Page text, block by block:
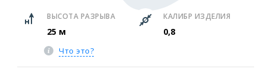
ВЫСОТА РАЗРЫВА
25 м
КАЛИБР ИЗДЕЛИЯ
0,8
Что это?